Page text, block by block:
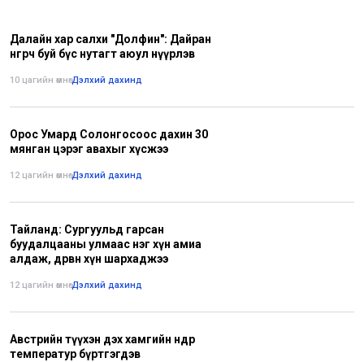
Далайн хар салхи "Долфин": Дайран
өнгөрч буй бүс нутагт аюул нүүрлэв
10 цагийн өмнө•Дэлхий дахинд
Орос Умард Солонгосоос дахин 30
мянган цэрэг авахыг хүсжээ
12 цагийн өмнө•Дэлхий дахинд
Тайланд: Сургуульд гарсан
буудалцааны улмаас нэг хүн амиа
алдаж, дөрвөн хүн шархаджээ
12 цагийн өмнө•Дэлхий дахинд
Австрийн түүхэн дэх хамгийн өндөр
температур бүртгэгдэв